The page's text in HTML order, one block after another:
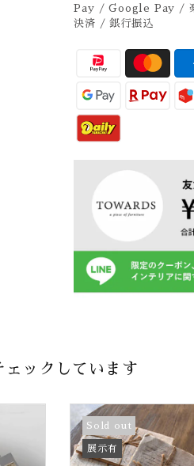
Pay / Google Pay /
決済 / 銀行振込
ェックしています
Sold out
展示有